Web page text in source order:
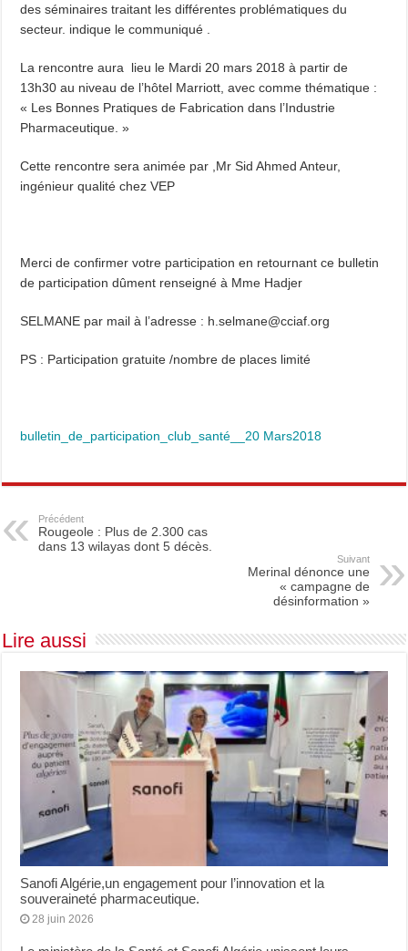
des séminaires traitant les différentes problématiques du
secteur. indique le communiqué .
La rencontre aura lieu le Mardi 20 mars 2018 à partir de
13h30 au niveau de l’hôtel Marriott, avec comme thématique :
« Les Bonnes Pratiques de Fabrication dans l’Industrie
Pharmaceutique. »
Cette rencontre sera animée par ,Mr Sid Ahmed Anteur,
ingénieur qualité chez VEP
Merci de confirmer votre participation en retournant ce bulletin
de participation dûment renseigné à Mme Hadjer
SELMANE par mail à l’adresse : h.selmane@cciaf.org
PS : Participation gratuite /nombre de places limité
bulletin_de_participation_club_santé__20 Mars2018
Précédent
Rougeole : Plus de 2.300 cas
dans 13 wilayas dont 5 décès.
Suivant
Merinal dénonce une
« campagne de
désinformation »
Lire aussi
Sanofi Algérie,un engagement pour l’innovation et la
souveraineté pharmaceutique.
28 juin 2026